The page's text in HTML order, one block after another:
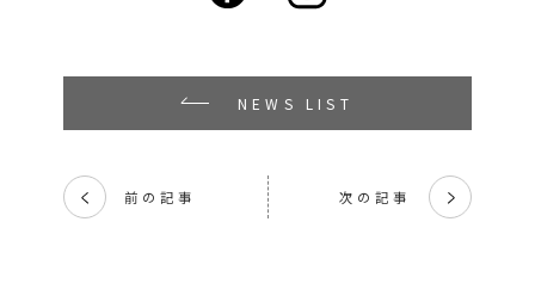
NEWS LIST
く 前の記事 次の記事 く